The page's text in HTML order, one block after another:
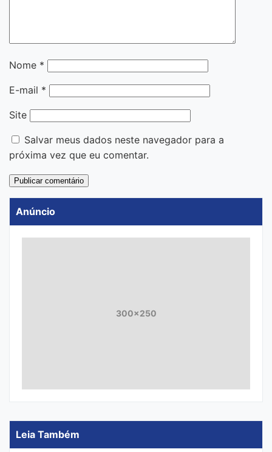
Nome *
E-mail *
Site
Salvar meus dados neste navegador para a
próxima vez que eu comentar.
Anúncio
300x250
Leia Também